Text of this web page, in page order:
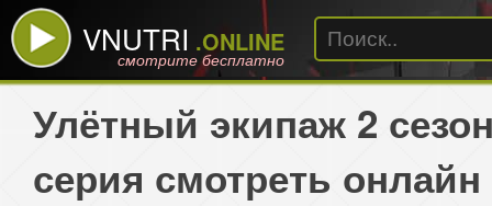
VNUTRI .ONLINE
смотрите бесплатно
Улётный экипаж 2
серия смотреть онлайн